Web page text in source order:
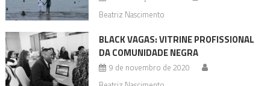
Beatriz Nascimento
BLACK VAGAS: VITRINE PROFISSIONAL
DA COMUNIDADE NEGRA
9 de novembro de 2020